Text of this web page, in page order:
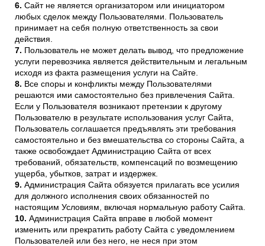
Сайт не является организатором или инициатором
любых сделок между Пользователями. Пользователь
принимает на себя полную ответственность за свои
действия.
Пользователь не может делать вывод, что предложение
услуги перевозчика является действительным и легальным
исходя из факта размещения услуги на Сайте.
Все споры и конфликты между Пользователями
решаются ими самостоятельно без привлечения Сайта.
Если у Пользователя возникают претензии к другому
Пользователю в результате использования услуг Сайта,
Пользователь соглашается предъявлять эти требования
самостоятельно и без вмешательства со стороны Сайта, а
также освобождает Администрацию Сайта от всех
требований, обязательств, компенсаций по возмещению
ущерба, убытков, затрат и издержек.
Администрация Сайта обязуется прилагать все усилия
для должного исполнения своих обязанностей по
настоящим Условиям, включая нормальную работу Сайта.
Администрация Сайта вправе в любой момент
изменить или прекратить работу Сайта с уведомлением
Пользователей или без него, не неся при этом